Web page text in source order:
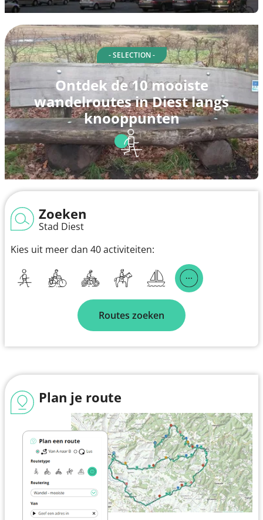
- SELECTION -
Ontdek de 10 mooiste
wandelroutes in Diest langs
knooppunten
Zoeken
Stad Diest
Kies uit meer dan 40 activiteiten:
Routes zoeken
Plan je route